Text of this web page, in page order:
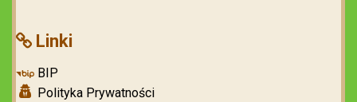
Linki
BIP
Polityka Prywatności